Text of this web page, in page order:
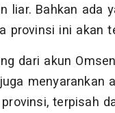
liar. Bahkan ada
provinsi ini akan
dari akun
menyarankan
terpisah